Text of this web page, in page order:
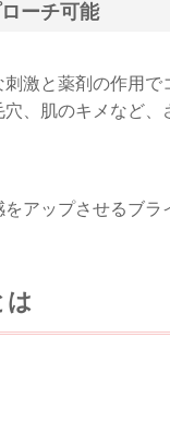
ーチ可能
激と薬剤の作用
、肌のキメなど、
をアップさせるブ
は